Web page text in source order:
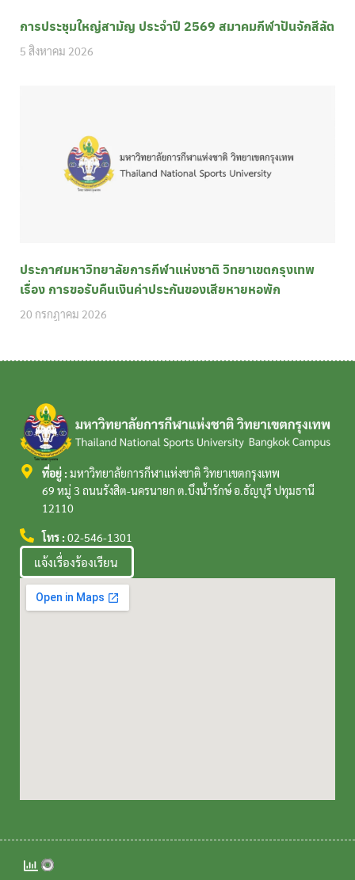
การประชุมใหญ่สามัญ ประจำปี 2569 สมาคมกีฬาปันจักสีลัต
5 สิงหาคม 2026
ประกาศมหาวิทยาลัยการกีฬาแห่งชาติ วิทยาเขตกรุงเทพ
เรื่อง การขอรับคืนเงินค่าประกันของเสียหายหอพัก
20 กรกฎาคม 2026
ที่อยู่ : มหาวิทยาลัยการกีฬาแห่งชาติ วิทยาเขตกรุงเทพ
69 หมู่ 3 ถนนรังสิต-นครนายก ต.บึงน้ำรักษ์ อ.ธัญบุรี ปทุมธานี
12110
โทร : 02-546-1301
แจ้งเรื่องร้องเรียน